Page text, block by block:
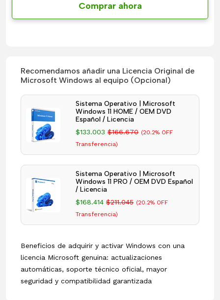
Comprar ahora
Recomendamos añadir una Licencia Original de
Microsoft Windows al equipo (Opcional)
Sistema Operativo | Microsoft
Windows 11 HOME / OEM DVD
Español / Licencia
$133.003 $166.670 (20.2% OFF
Transferencia)
Sistema Operativo | Microsoft
Windows 11 PRO / OEM DVD Español
/ Licencia
$168.414 $211.045 (20.2% OFF
Transferencia)
Beneficios de adquirir y activar Windows con una
licencia Microsoft genuina: actualizaciones
automáticas, soporte técnico oficial, mayor
seguridad y compatibilidad garantizada